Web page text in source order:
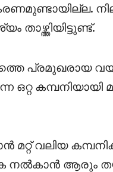
പ്രമുഖരായ
ഒറ്റ
മറ്റ് വലിയ
നൽകാൻ ആരും